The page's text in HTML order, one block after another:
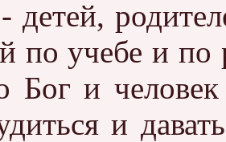
детей,
по учебе и по
Бог и
и